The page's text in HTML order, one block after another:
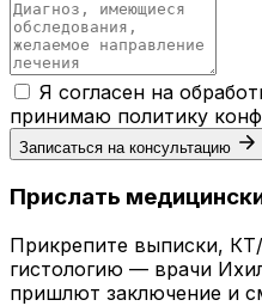
Я согласен на
принимаю политику
Записаться на консультацию
Прислать
Прикрепите выписки,
гистологию — врачи
пришлют заключение и